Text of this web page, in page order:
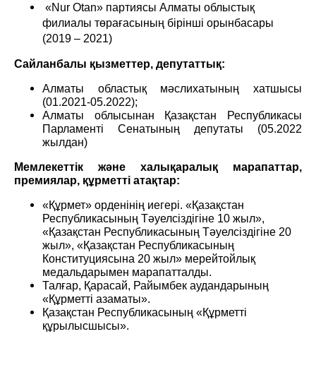
«Nur Otan» партиясы Алматы облыстық
филиалы төрағасының бірінші орынбасары
(2019 – 2021)
Сайланбалы қызметтер, депутаттық:
Алматы областық мәслихатының хатшысы
(01.2021-05.2022);
Алматы облысынан Қазақстан Республикасы
Парламенті Сенатының депутаты (05.2022
жылдан)
Мемлекеттік және халықаралық марапаттар,
премиялар, құрметті атақтар:
«Құрмет» орденінің иегері. «Қазақстан
Республикасының Тәуелсіздігіне 10 жыл»,
«Қазақстан Республикасының Тәуелсіздігіне 20
жыл», «Қазақстан Республикасының
Конституциясына 20 жыл» мерейтойлық
медальдарымен марапатталды.
Талғар, Қарасай, Райымбек аудандарының
«Құрметті азаматы».
Қазақстан Республикасының «Құрметті
құрылысшысы».